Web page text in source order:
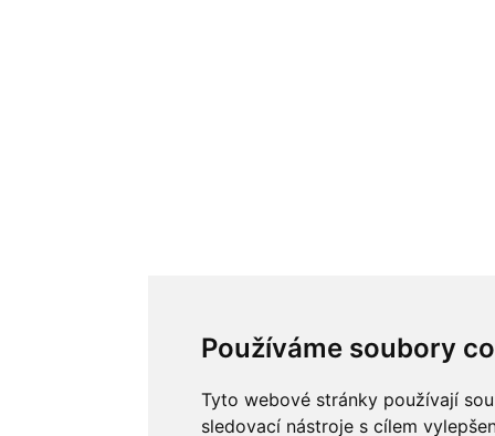
Používáme soubory
Tyto webové stránky používají
sledovací nástroje s cílem